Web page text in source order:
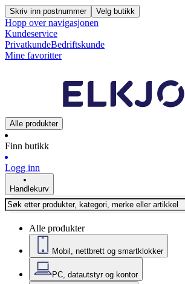
Skriv inn postnummer Velg butikk
Hopp over navigasjonen
Kundeservice
PrivatkundeBedriftskunde
Mine favoritter
Alle produkter
Finn butikk
Logg inn
Handlekurv
Alle produkter
Mobil, nettbrett og smartklokker
PC, datautstyr og kontor